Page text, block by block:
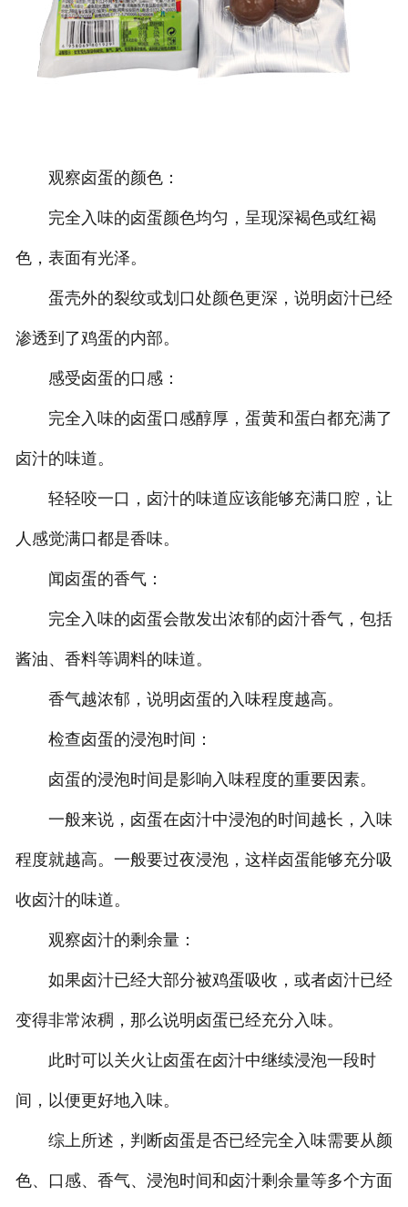
观察卤蛋的颜色：
完全入味的卤蛋颜色均匀，呈现深褐色或红褐
色，表面有光泽。
蛋壳外的裂纹或划口处颜色更深，说明卤汁已经
渗透到了鸡蛋的内部。
感受卤蛋的口感：
完全入味的卤蛋口感醇厚，蛋黄和蛋白都充满了
卤汁的味道。
轻轻咬一口，卤汁的味道应该能够充满口腔，让
人感觉满口都是香味。
闻卤蛋的香气：
完全入味的卤蛋会散发出浓郁的卤汁香气，包括
酱油、香料等调料的味道。
香气越浓郁，说明卤蛋的入味程度越高。
检查卤蛋的浸泡时间：
卤蛋的浸泡时间是影响入味程度的重要因素。
一般来说，卤蛋在卤汁中浸泡的时间越长，入味
程度就越高。一般要过夜浸泡，这样卤蛋能够充分吸
收卤汁的味道。
观察卤汁的剩余量：
如果卤汁已经大部分被鸡蛋吸收，或者卤汁已经
变得非常浓稠，那么说明卤蛋已经充分入味。
此时可以关火让卤蛋在卤汁中继续浸泡一段时
间，以便更好地入味。
综上所述，判断卤蛋是否已经完全入味需要从颜
色、口感、香气、浸泡时间和卤汁剩余量等多个方面